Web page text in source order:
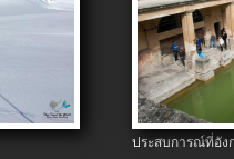
ประสบการณ์ที่อัง